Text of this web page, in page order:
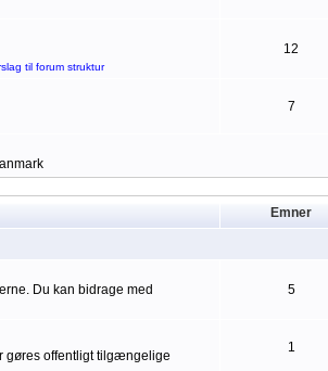
til forum struktur
12
7
Emner
Du kan bidrage med
5
gøres offentligt tilgængelige
1